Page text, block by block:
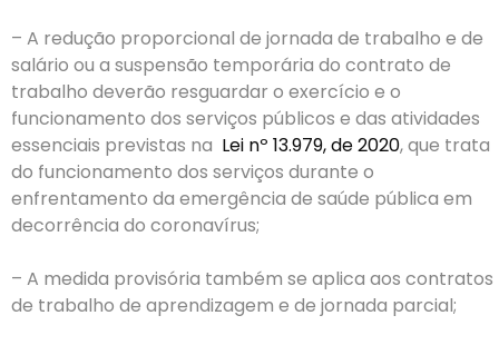
– A redução proporcional de jornada de trabalho e de
salário ou a suspensão temporária do contrato de
trabalho deverão resguardar o exercício e o
funcionamento dos serviços públicos e das atividades
essenciais previstas na Lei nº 13.979, de 2020, que trata
do funcionamento dos serviços durante o
enfrentamento da emergência de saúde pública em
decorrência do coronavírus;
– A medida provisória também se aplica aos contratos
de trabalho de aprendizagem e de jornada parcial;